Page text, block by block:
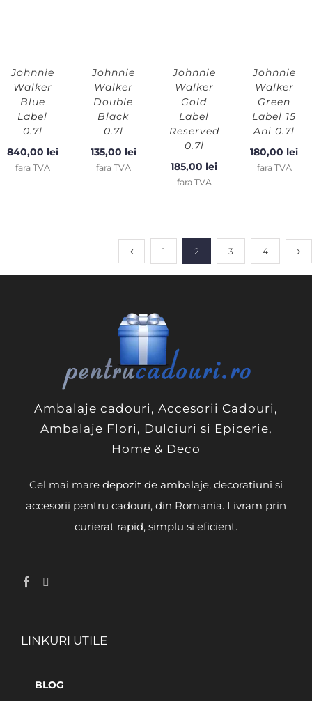
Johnnie
Walker
Blue
Label
0.7l
840,00 lei
fara TVA
Johnnie
Walker
Double
Black
0.7l
135,00 lei
fara TVA
Johnnie
Walker
Gold
Label
Reserved
0.7l
185,00 lei
fara TVA
Johnnie
Walker
Green
Label 15
Ani 0.7l
180,00 lei
fara TVA
1 2 3 4
Ambalaje cadouri, Accesorii Cadouri,
Ambalaje Flori, Dulciuri si Epicerie,
Home & Deco
Cel mai mare depozit de ambalaje, decoratiuni si
accesorii pentru cadouri, din Romania. Livram prin
curierat rapid, simplu si eficient.
LINKURI UTILE
BLOG